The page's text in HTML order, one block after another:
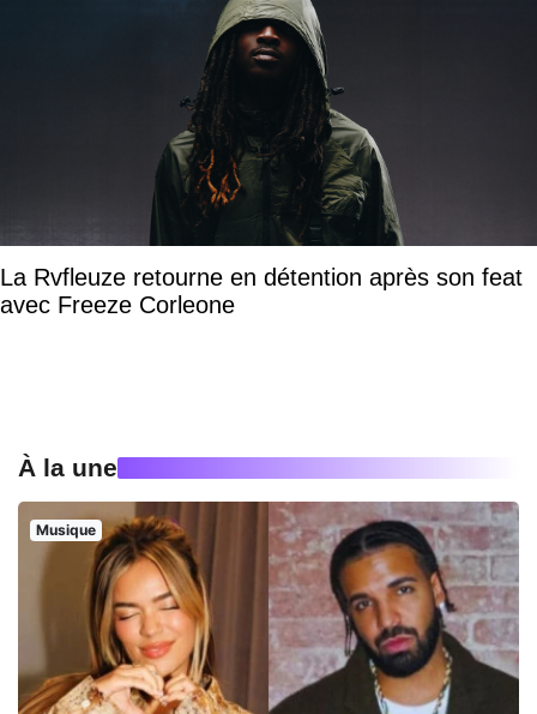
La Rvfleuze retourne en détention après son feat
avec Freeze Corleone
À la une
Musique